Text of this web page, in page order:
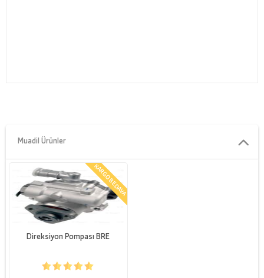
Muadil Ürünler
KARGO BEDAVA
Direksiyon Pompası BRE